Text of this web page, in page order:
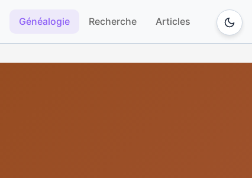
Généalogie Recherche Articles